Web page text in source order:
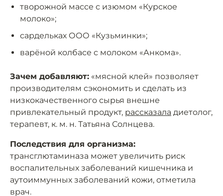
творожной массе с изюмом «Курское
молоко»;
сардельках ООО «Кузьминки»;
варёной колбасе с молоком «Анкома».
Зачем добавляют: «мясной клей» позволяет
производителям сэкономить и сделать из
низкокачественного сырья внешне
привлекательный продукт, рассказала диетолог,
терапевт, к. м. н. Татьяна Солнцева.
Последствия для организма:
трансглютаминаза может увеличить риск
воспалительных заболеваний кишечника и
аутоиммунных заболеваний кожи, отметила
врач.